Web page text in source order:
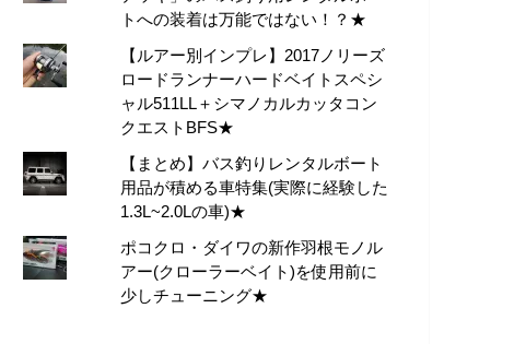
トへの装着は万能ではない！？★
【ルアー別インプレ】2017ノリーズ
ロードランナーハードベイトスペシ
ャル511LL＋シマノカルカッタコン
クエストBFS★
【まとめ】バス釣りレンタルボート
用品が積める車特集(実際に経験した
1.3L~2.0Lの車)★
ポコクロ・ダイワの新作羽根モノル
アー(クローラーベイト)を使用前に
少しチューニング★